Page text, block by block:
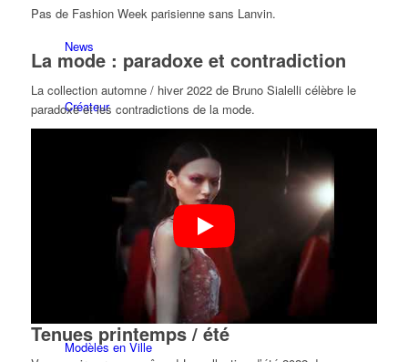
News
Créateur
Modèles en Ville
Pas de Fashion Week parisienne sans Lanvin.
La mode : paradoxe et contradiction
La collection automne / hiver 2022 de Bruno Sialelli célèbre le
paradoxe et les contradictions de la mode.
Tenues printemps / été